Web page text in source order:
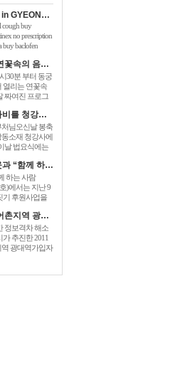
isTANBUL in GYEONGJU
cough buy
no prescription
buy baclofen
동궁 월지 연꽃속의 음악회 관광객 호응 높아
30분 부터 동궁
열리는 연꽃속
짜여진 프로그
zoloft , cost zoloft
zoloft visa
sign. 더해 주
온누리에 자비를 청강사 부처님오신날 법요식가져
처님오신날 봉축
소재 청강사에
날 법요식에는
성규시의원 등
26, 2014 – order
drugstore: link to
description buy
어려운 이웃과 “함께 하는 사람들” 사랑의 집짓기 6호 준공
하는 사람
)에서는 지난 9
기 후원사업을
천동 손OO 세
열쇠”를 전달하
다. “함께 하는
년에 전기, 건축,
경주시, 농어촌지역 광대역가입자망 구축 개통식
정보격차 해소
추진한 2011
광대역가입자
is a muscle